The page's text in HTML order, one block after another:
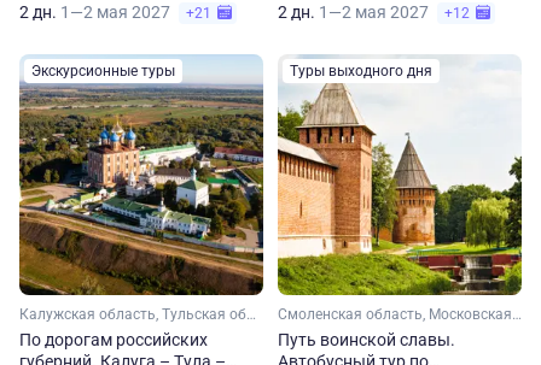
2 дн. 1—2 мая 2027 +21 2 дн. 1—2 мая 2027 +12
Экскурсионные туры
Калужская область, Тульская область, Рязанская область
По дорогам российских
Туры выходного дня
Смоленская область, Московская область
Путь воинской славы.